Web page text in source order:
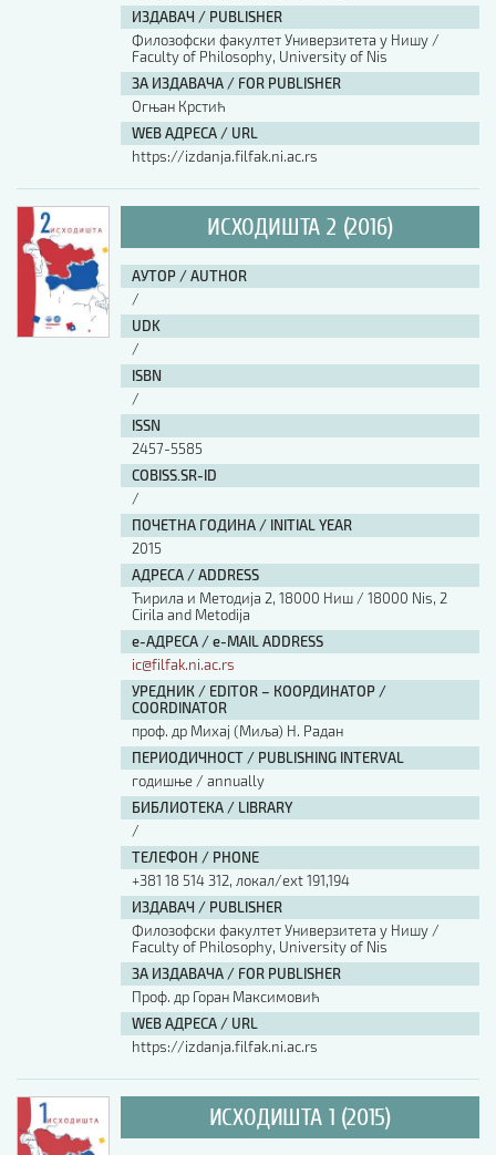
ИЗДАВАЧ / PUBLISHER
Филозофски факултет Универзитета у Нишу /
Faculty of Philosophy, University of Nis
ЗА ИЗДАВАЧА / FOR PUBLISHER
Огњан Крстић
WEB АДРЕСА / URL
https://izdanja.filfak.ni.ac.rs
ИСХОДИШТА 2 (2016)
АУТОР / AUTHOR
/
UDK
/
ISBN
/
ISSN
2457-5585
COBISS.SR-ID
/
ПОЧЕТНА ГОДИНА / INITIAL YEAR
2015
АДРЕСА / ADDRESS
Ћирила и Методија 2, 18000 Ниш / 18000 Nis, 2
Cirila and Metodija
е-АДРЕСА / e-MAIL ADDRESS
ic@filfak.ni.ac.rs
УРЕДНИК / EDITOR – КООРДИНАТОР /
COORDINATOR
проф. др Михај (Миља) Н. Радан
ПЕРИОДИЧНОСТ / PUBLISHING INTERVAL
годишње / annually
БИБЛИОТЕКА / LIBRARY
/
ТЕЛЕФОН / PHONE
+381 18 514 312, локал/ext 191,194
ИЗДАВАЧ / PUBLISHER
Филозофски факултет Универзитета у Нишу /
Faculty of Philosophy, University of Nis
ЗА ИЗДАВАЧА / FOR PUBLISHER
Проф. др Горан Максимовић
WEB АДРЕСА / URL
https://izdanja.filfak.ni.ac.rs
ИСХОДИШТА 1 (2015)